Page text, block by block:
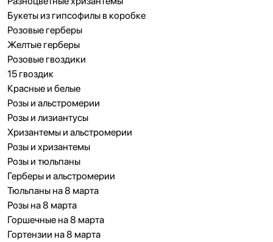
Букеты из гипсофилы в коробке
Розовые герберы
Желтые герберы
Розовые гвоздики
15 гвоздик
Красные и белые
Розы и альстромерии
Розы и лизиантусы
Хризантемы и альстромерии
Розы и хризантемы
Розы и тюльпаны
Герберы и альстромерии
Тюльпаны на 8 марта
Розы на 8 марта
Горшечные на 8 марта
Гортензии на 8 марта